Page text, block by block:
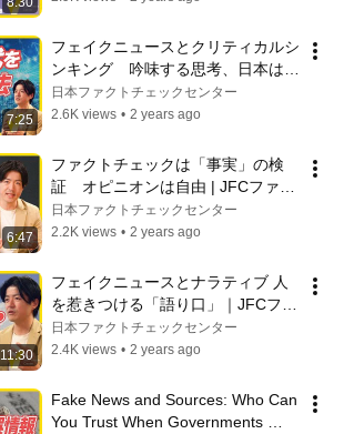
7:25
フェイクニュースとクリティカルシ
ンキング　吟味する思考、日本は最
下位 | JFCファクトチェック講座 理
論編4
日本ファクトチェックセンター
2.6K views • 2 years ago
6:47
ファクトチェックは「事実」の検
証　オピニオンは自由 | JFCファク
トチェック講座 理論編5
日本ファクトチェックセンター
2.2K views • 2 years ago
11:30
フェイクニュースとナラティブ 人
を惹きつける「語り口」｜JFCファ
クトチェック講座 理論編6
日本ファクトチェックセンター
2.4K views • 2 years ago
Fake News and Sources: Who Can
You Trust When Governments